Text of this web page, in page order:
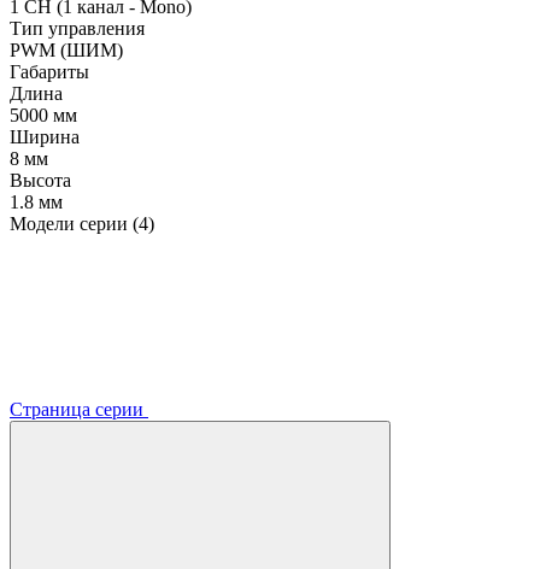
1 CH (1 канал - Mono)
Тип управления
PWM (ШИМ)
Габариты
Длина
5000 мм
Ширина
8 мм
Высота
1.8 мм
Модели серии (4)
Страница серии